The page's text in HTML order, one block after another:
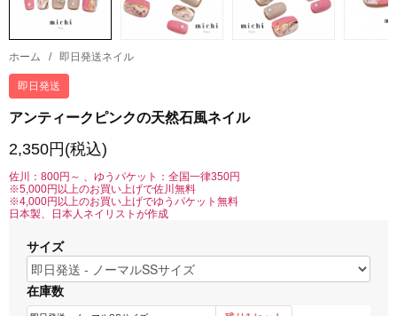
ホーム / 即日発送ネイル
即日発送
アンティークピンクの天然石風ネイル
2,350円(税込)
佐川：800円～ 、ゆうパケット：全国一律350円
※5,000円以上のお買い上げで佐川無料
※4,000円以上のお買い上げでゆうパケット無料
日本製、日本人ネイリストが作成
サイズ
在庫数